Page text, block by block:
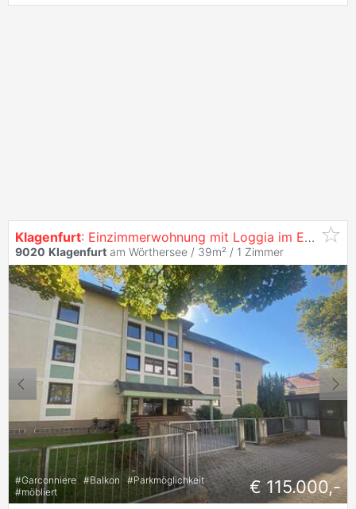
Klagenfurt: Einzimmerwohnung mit Loggia im EG - Top 107
9020 Klagenfurt am Wörthersee / 39m² / 1 Zimmer
#Garconniere #Balkon #Parkmöglichkeit
#möbliert € 115.000,-